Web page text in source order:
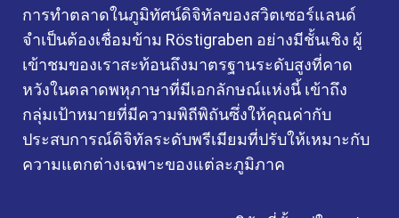
การทำตลาดในภูมิทัศน์ดิจิทัลของสวิตเซอร์แลนด์
จำเป็นต้องเชื่อมข้าม Röstigraben อย่างมีชั้นเชิง ผู้
เข้าชมของเราสะท้อนถึงมาตรฐานระดับสูงที่คาด
หวังในตลาดพหุภาษาที่มีเอกลักษณ์แห่งนี้ เข้าถึง
กลุ่มเป้าหมายที่มีความพิถีพิถันซึ่งให้คุณค่ากับ
ประสบการณ์ดิจิทัลระดับพรีเมียมที่ปรับให้เหมาะกับ
ความแตกต่างเฉพาะของแต่ละภูมิภาค